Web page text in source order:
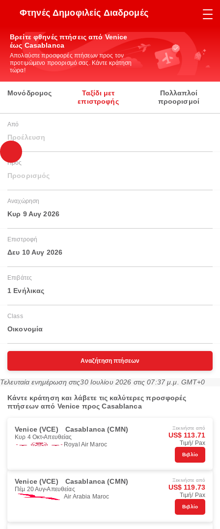
Φτηνές Δημοφιλείς Διαδρομές
Βρείτε φθηνές πτήσεις από Venice
έως Casablanca
Απολαύστε προσφορές πτήσεων προς τον
προτιμώμενο προορισμό σας. Κάντε κράτηση
τώρα!
Μονόδρομος
Ταξίδι μετ
επιστροφής
Πολλαπλοί
προορισμοί
Από
Προέλευση
Προς
Προορισμός
Αναχώρηση
Κυρ 9 Αυγ 2026
Επιστροφή
Δευ 10 Αυγ 2026
Επιβάτες
1 Ενήλικας
Class
Οικονομία
Αναζήτηση πτήσεων
Τελευταία ενημέρωση στις30 Ιουλίου 2026 στις 07:37 μ.μ. GMT+0
Κάντε κράτηση και λάβετε τις καλύτερες προσφορές
πτήσεων από Venice προς Casablanca
Venice (VCE) Casablanca (CMN)
Κυρ 4 Οκτ Απευθείας
Royal Air Maroc
Ξεκινήστε από
US$ 113.71
Τιμή/ Pax
Βιβλίο
Venice (VCE) Casablanca (CMN)
Πέμ 20 Αυγ Απευθείας
Air Arabia Maroc
Ξεκινήστε από
US$ 119.73
Τιμή/ Pax
Βιβλίο